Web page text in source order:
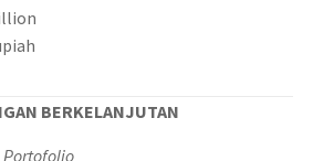
BERKELANJUTAN